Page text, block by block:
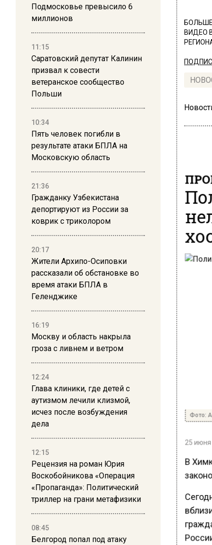
Подмосковье превысило 6
миллионов
11:15
Саратовский депутат Калинин
призвал к совести
ветеранское сообщество
Польши
10:34
Пять человек погибли в
результате атаки БПЛА на
Московскую область
21:36
Гражданку Узбекистана
депортируют из России за
коврик с триколором
20:17
Жители Архипо-Осиповки
рассказали об обстановке во
время атаки БПЛА в
Геленджике
16:19
Москву и область накрыла
гроза с ливнем и ветром
12:24
Глава клиники, где детей с
аутизмом лечили клизмой,
исчез после возбуждения
дела
12:15
Рецензия на роман Юрия
Воскобойникова «Операция
«Пропаганда»: Политический
триллер на грани метафизики
08:45
Белгород попал под атаку
ВИДЕО
Фото:
25 июня
В